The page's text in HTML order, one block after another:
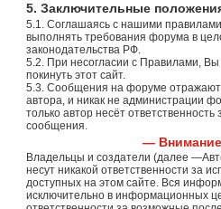
5. Заключительные
5.1. Соглашаясь с нашими
выполнять требования форума в
законодательства РФ.
5.2. При несогласии с Правилами,
покинуть этот сайт.
5.3. Сообщения на форуме отражают
автора, и никак не администрации
только автор несёт
сообщения.
—
Владельцы и создатели (далее
несут никакой ответственности за
доступных на этом сайте. Вся
исключительно в информационных